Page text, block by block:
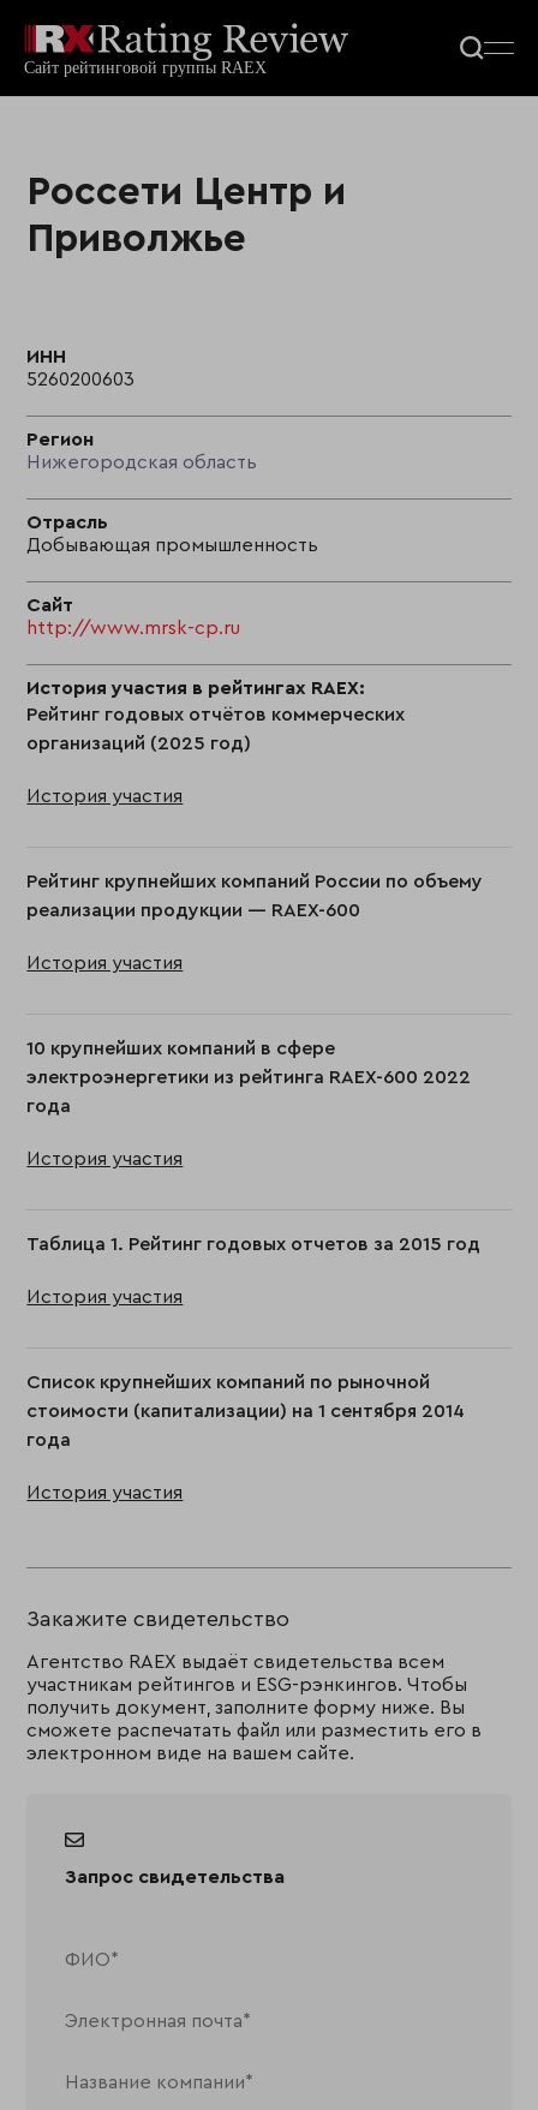
Россети Центр и
Приволжье
ИНН
5260200603
Регион
Нижегородская область
Отрасль
Добывающая промышленность
Сайт
http://www.mrsk-cp.ru
История участия в рейтингах RAEX:
Рейтинг годовых отчётов коммерческих
организаций (2025 год)
История участия
Рейтинг крупнейших компаний России по объему
реализации продукции — RAEX-600
История участия
10 крупнейших компаний в сфере
электроэнергетики из рейтинга RAEX-600 2022
года
История участия
Таблица 1. Рейтинг годовых отчетов за 2015 год
История участия
Список крупнейших компаний по рыночной
стоимости (капитализации) на 1 сентября 2014
года
История участия
Закажите свидетельство
Агентство RAEX выдаёт свидетельства всем
участникам рейтингов и ESG-рэнкингов. Чтобы
получить документ, заполните форму ниже. Вы
сможете распечатать файл или разместить его в
электронном виде на вашем сайте.
Запрос свидетельства